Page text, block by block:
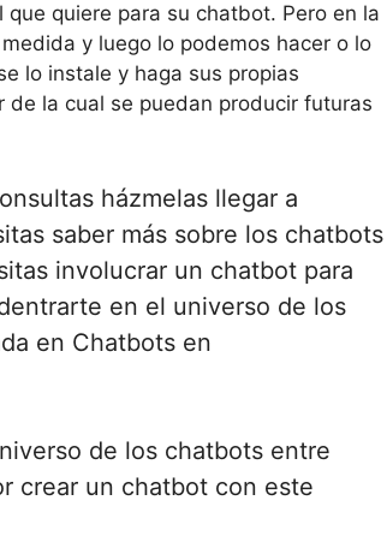
quiere para su chatbot. Pero en la
y luego lo podemos hacer o lo
lo instale y haga sus propias
la cual se puedan producir futuras
házmelas llegar a
saber más sobre los chatbots
involucrar un chatbot para
en el universo de los
en Chatbots en
de los chatbots entre
crear un chatbot con este